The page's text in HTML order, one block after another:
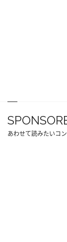
あわせて読みたいコ